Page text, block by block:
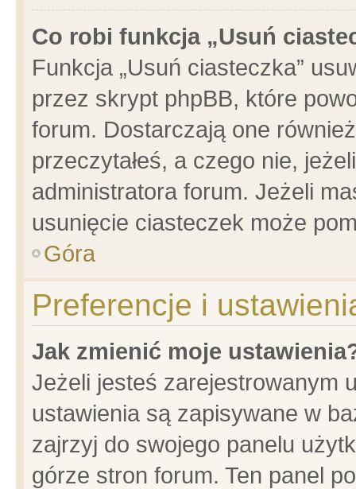
Co robi funkcja „Usuń
Funkcja „Usuń ciasteczka”
przez skrypt phpBB, które
forum. Dostarczają one
przeczytałeś, a czego nie,
administratora forum. Jeżeli
usunięcie ciasteczek może
Góra
Preferencje i
Jak zmienić moje
Jeżeli jesteś zarejestrowanym
ustawienia są zapisywane w
zajrzyj do swojego panelu
górze stron forum. Ten panel